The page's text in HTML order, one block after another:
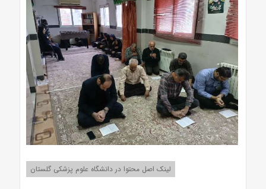
لینک اصل محتوا در دانشگاه علوم پزشکی گلستان